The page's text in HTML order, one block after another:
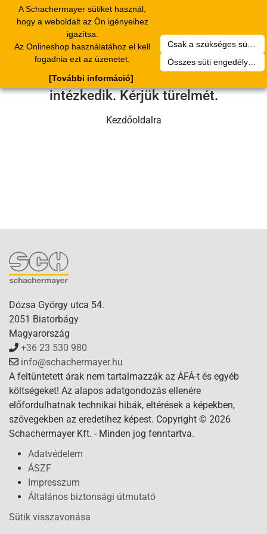
A Schachermayer sütiket használ,
hogy a weboldalt az Ön igényeihez
igazítsa.
Az Onlineshop használatához el kell
fogadnia ezt az üzenetet.
Összes süti engedélyezése
[További információ]
navigation
Sajnos technikai hiba történt.
Szervizcsapatunk hamarosan
intézkedik. Kérjük türelmét.
Kezdőoldalra
Dózsa György utca 54.
2051 Biatorbágy
Magyarország
+36 23 530 980
info@schachermayer.hu
A feltüntetett árak nem tartalmazzák az ÁFÁ-t és egyéb
költségeket! Az alapos adatgondozás ellenére
előfordulhatnak technikai hibák, eltérések a képekben,
szövegekben az eredetihez képest. Copyright © 2026
Schachermayer Kft. - Minden jog fenntartva.
Adatvédelem
ÁSZF
Impresszum
Általános biztonsági útmutató
Sütik visszavonása